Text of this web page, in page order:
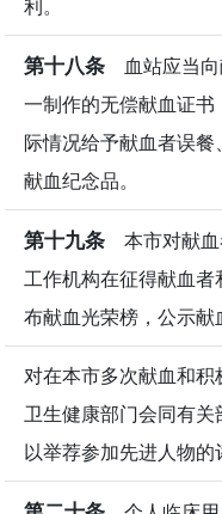
利。
第十八条 血站应当向
一制作的无偿献血证
际情况给予献血者误
献血纪念品。
第十九条 本市对献血
工作机构在征得献血
布献血光荣榜，公示献
对在本市多次献血和
卫生健康部门会同有
以举荐参加先进人物的